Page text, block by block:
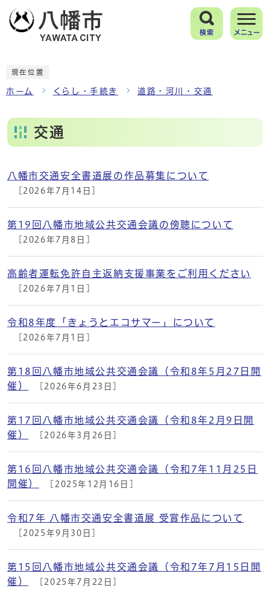
検索 メニュー
現在位置
ホーム くらし・手続き 道路・河川・交通
交通
メインメニュー
八幡市交通安全書道展の作品募集について
[2026年7月14日]
第19回八幡市地域公共交通会議の傍聴について
[2026年7月8日]
高齢者運転免許自主返納支援事業をご利用ください
[2026年7月1日]
令和8年度「きょうとエコサマー」について
[2026年7月1日]
第18回八幡市地域公共交通会議（令和8年5月27日開
催）
[2026年6月23日]
第17回八幡市地域公共交通会議（令和8年2月9日開
催）
[2026年3月26日]
第16回八幡市地域公共交通会議（令和7年11月25日
開催）
[2025年12月16日]
令和7年 八幡市交通安全書道展 受賞作品について
[2025年9月30日]
第15回八幡市地域公共交通会議（令和7年7月15日開
催）
[2025年7月22日]